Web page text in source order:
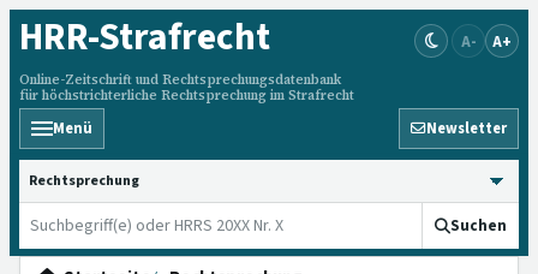
HRR-Strafrecht
Online-Zeitschrift und Rechtsprechungsdatenbank
für höchstrichterliche Rechtsprechung im Strafrecht
A- A+
Menü Newsletter
HRRS durchsuchen
Suchen